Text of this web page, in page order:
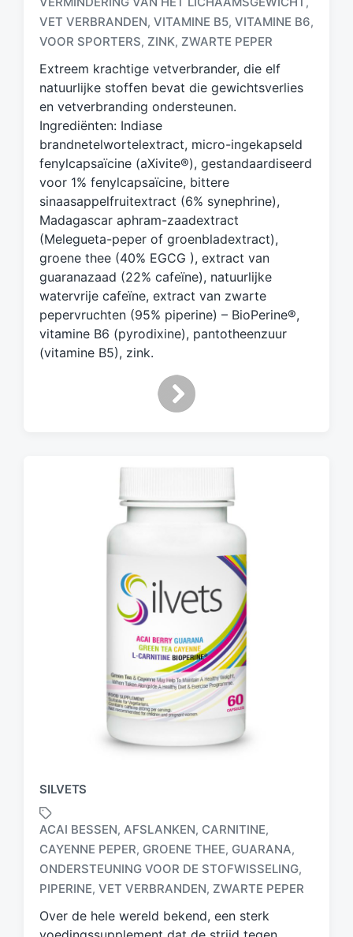
t
a
g
m
e
t
VET VERBRANDEN, VITAMINE B5, VITAMINE B6,
VOOR SPORTERS, ZINK, ZWARTE PEPER
Extreem krachtige vetverbrander, die elf
natuurlijke stoffen bevat die gewichtsverlies
en vetverbranding ondersteunen.
Ingrediënten: Indiase
brandnetelwortelextract, micro-ingekapseld
fenylcapsaïcine (aXivite®), gestandaardiseerd
voor 1% fenylcapsaïcine, bittere
sinaasappelfruitextract (6% synephrine),
Madagascar aphram-zaadextract
(Melegueta-peper of groenbladextract),
groene thee (40% EGCG ), extract van
guaranazaad (22% cafeïne), natuurlijke
watervrije cafeïne, extract van zwarte
pepervruchten (95% piperine) – BioPerine®,
vitamine B6 (pyrodixine), pantotheenzuur
(vitamine B5), zink.
SILVETS
e
t
a
ACAI BESSEN, AFSLANKEN, CARNITINE,
CAYENNE PEPER, GROENE THEE, GUARANA,
ONDERSTEUNING VOOR DE STOFWISSELING,
PIPERINE, VET VERBRANDEN, ZWARTE PEPER
Over de hele wereld bekend, een sterk